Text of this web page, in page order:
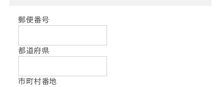
郵便番号
都道府県
市町村番地